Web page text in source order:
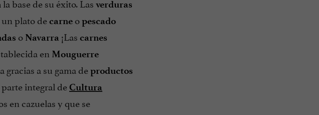
verduras
plato decarne opescado
o Navarra ¡Las carnes
en Mouguerre
a su gama deproductos
integral deCultura
en cazuelas y que se